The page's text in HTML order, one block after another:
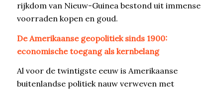
rijkdom van Nieuw-Guinea bestond uit immense
voorraden kopen en goud.
De Amerikaanse geopolitiek sinds 1900:
economische toegang als kernbelang
Al voor de twintigste eeuw is Amerikaanse
buitenlandse politiek nauw verweven met